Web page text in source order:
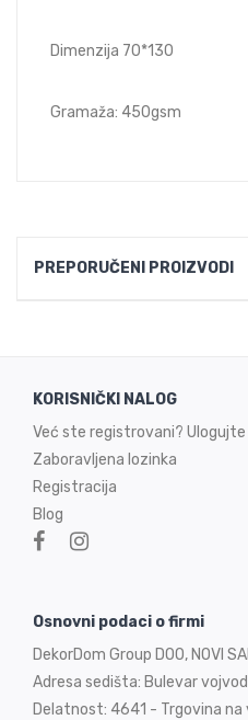
Dimenzija 70*130
Gramaža: 450gsm
PREPORUČENI PROIZVODI
KORISNIČKI NALOG
Već ste registrovani? Ulogujte
Zaboravljena lozinka
Registracija
Blog
Osnovni podaci o firmi
DekorDom Group DOO, NOVI
Adresa sedišta: Bulevar
Delatnost: 4641 - Trgovina